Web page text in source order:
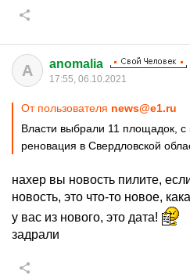
A anomalia
17:55, 06.10.2021
От пользователя news@e1.ru
Власти выбрали 11 площадок, с
реновация в Свердловской
нахер вы новость пилите,
новость, это что-то новое,
у вас из нового, это дата!
задрали